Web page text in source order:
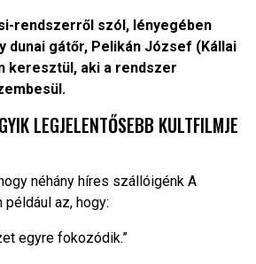
rendszerről szól, lényegében
dunai gátőr, Pelikán József (Kállai
keresztül, aki a rendszer
LEGJELENTŐSEBB KULTFILMJE
néhány híres szállóigénk A
például az, hogy:
egyre fokozódik.”